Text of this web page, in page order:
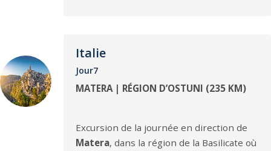
Italie
Jour7
MATERA | RÉGION D’OSTUNI (235 KM)
Excursion de la journée en direction de
Matera, dans la région de la Basilicate où